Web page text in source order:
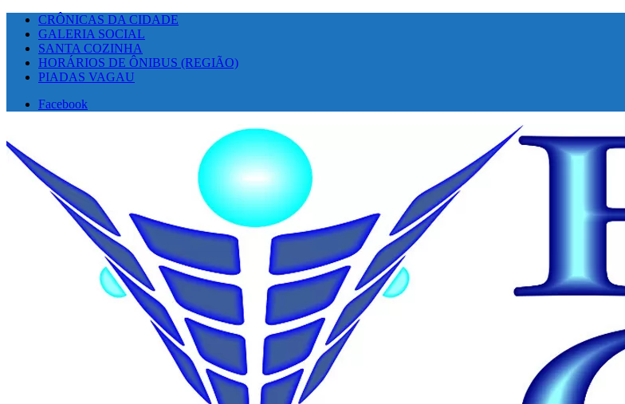
CRÔNICAS DA CIDADE
GALERIA SOCIAL
SANTA COZINHA
HORÁRIOS DE ÔNIBUS (REGIÃO)
PIADAS VAGAU
Facebook